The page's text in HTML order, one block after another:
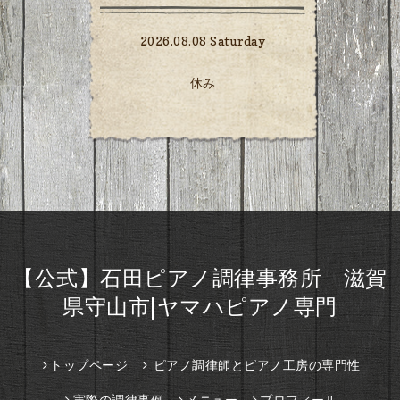
2026.08.08 Saturday
休み
【公式】石田ピアノ調律事務所 滋賀
県守山市|ヤマハピアノ専門
トップページ ピアノ調律師とピアノ工房の専門性